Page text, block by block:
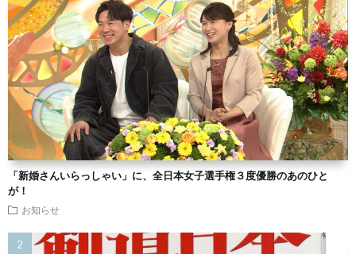
「新婚さんいらっしゃい」に、全日本女子選手権３度優勝のあのひと
が！
お知らせ